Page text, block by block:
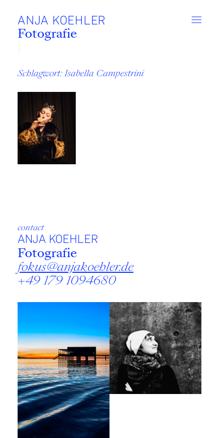
ANJA KOEHLER
Fotografie
Schlagwort:Isabella Campestrini
contact
ANJA KOEHLER
Fotografie
fokus@anjakoehler.de
+49 179 1094680